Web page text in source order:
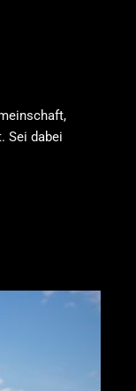
Sei dabei